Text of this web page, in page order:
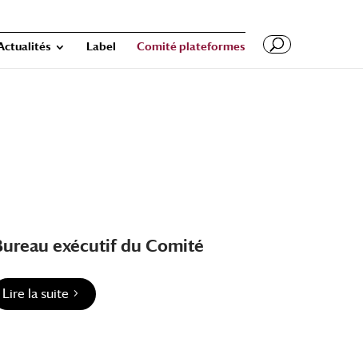
Label Comité plateformes
exécutif du Comité
Lire la suite